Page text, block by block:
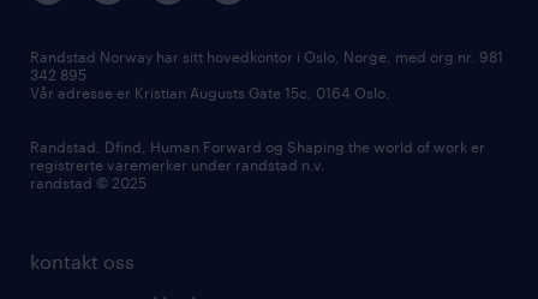
kontakt oss
Randstad Norway har sitt hovedkontor i Oslo, Norge, med org nr. 981
342 895
Vår adresse er Kristian Augusts Gate 15c, 0164 Oslo.
Randstad, Dfind, Human Forward og Shaping the world of work er
registrerte varemerker under randstad n.v.
randstad © 2025